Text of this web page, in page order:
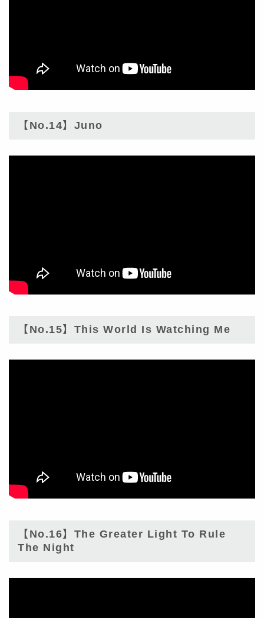
【No.14】Juno
【No.15】This World Is Watching Me
【No.16】The Greater Light To Rule
The Night